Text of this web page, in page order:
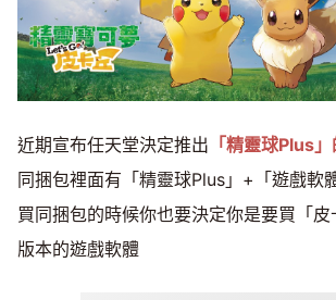
近期宣布任天堂決定推出 「精靈球Plus
同捆包裡面有「精靈球Plus」+「遊戲軟
買同捆包的時候你也要決定你是要買「皮
版本的遊戲軟體